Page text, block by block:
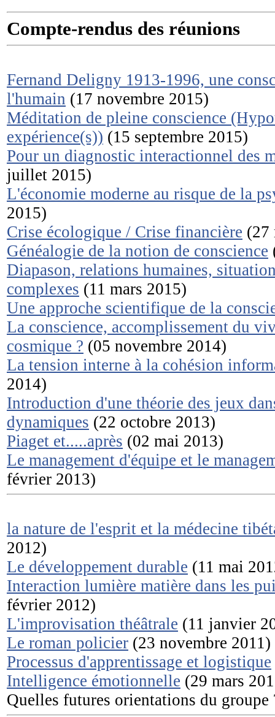
Compte-rendus des réunions
Fernand Deligny 1913-1996, une
l'humain (17 novembre 2015)
Méditation de pleine conscience
expérience(s)) (15 septembre 2015)
Pour un diagnostic interactionnel des
juillet 2015)
L'économie moderne au risque de la
2015)
Crise écologique / Crise financière (27
Généalogie de la notion de conscience
Diapason, relations humaines,
complexes (11 mars 2015)
Une approche scientifique de la
La conscience, accomplissement du
cosmique ? (05 novembre 2014)
La tension interne à la cohésion
2014)
Introduction d'une théorie des jeux
dynamiques (22 octobre 2013)
Piaget et.....après (02 mai 2013)
Le management d'équipe et le
février 2013)
la nature de l'esprit et la médecine
2012)
Le développement durable (11 mai
Interaction lumière matière dans les
février 2012)
L'improvisation théâtrale (11 janvier
Le roman policier (23 novembre 2011)
Processus d'apprentissage et logistique
Intelligence émotionnelle (29 mars
Quelles futures orientations du